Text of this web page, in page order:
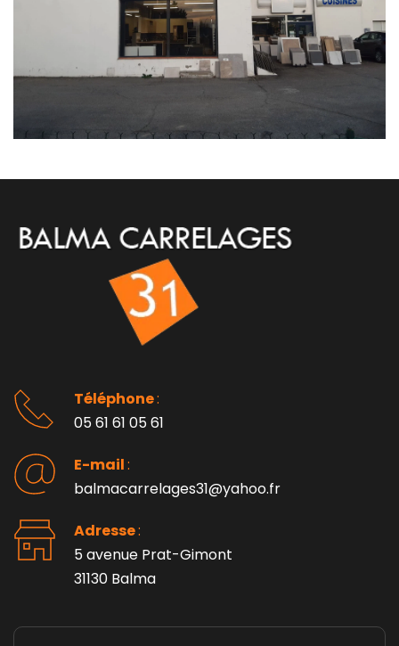
Téléphone :
05 61 61 05 61
E-mail :
balmacarrelages31@yahoo.fr
Adresse :
5 avenue Prat-Gimont
31130 Balma